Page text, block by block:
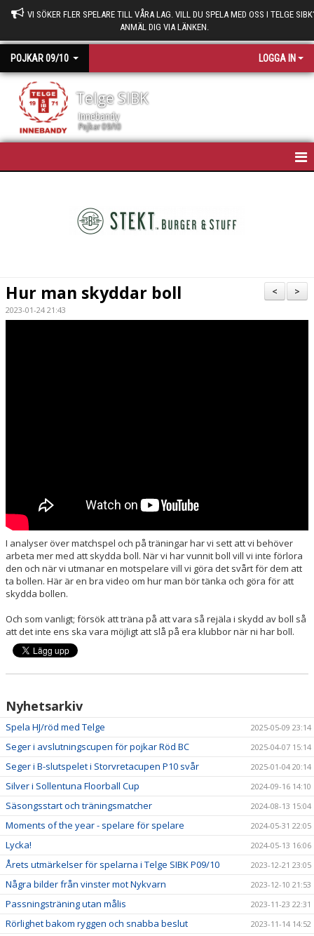
VI SÖKER FLER SPELARE TILL VÅRA LAG. VILL DU SPELA MED OSS I TELGE
ANMÄL DIG VIA LÄNKEN.
POJKAR 09/10 LOGGA IN
Telge SIBK
Innebandy
Pojkar 09/10
BILDGALLERI
>
<
Hur man skyddar boll
2023-01-24 21:43
I analyser över matchspel och på träningar har vi sett att vi behöver
arbeta mer med att skydda boll. När vi har vunnit boll vill vi inte förlora
den och när vi utmanar en motspelare vill vi göra det svårt för dem att
ta bollen. Här är en bra video om hur man bör tänka och göra för att
skydda bollen.
Och som vanligt; försök att träna på att vara så rejäla i skydd av boll så
att det inte ens ska vara möjligt att slå på era klubbor när ni har boll.
Nyhetsarkiv
Spela HJ/röd med Telge 2025-05-09 23:14
Seger i avslutningscupen för pojkar Röd BC 2025-04-07 15:14
Seger i B-slutspelet i Storvretacupen P10 svår 2025-01-04 20:14
Silver i Sollentuna Floorball Cup 2024-09-16 14:10
Säsongsstart och träningsmatcher 2024-08-13 15:04
Moments of the year - spelare för spelare 2024-05-31 22:05
Lycka! 2024-05-13 16:06
Årets utmärkelser för spelarna i Telge SIBK P09/10 2023-12-21 23:05
Några bilder från vinster mot Nykvarn 2023-12-10 21:53
Passningsträning utan målis 2023-11-23 22:31
Rörlighet bakom ryggen och snabba beslut 2023-11-14 14:52